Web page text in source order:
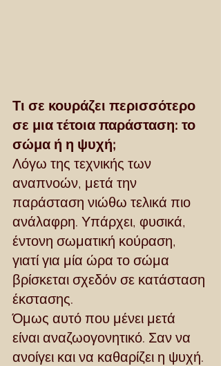
Τι σε κουράζει περισσότερο
σε μια τέτοια παράσταση: το
σώμα ή η ψυχή;
Λόγω της τεχνικής των
αναπνοών, μετά την
παράσταση νιώθω τελικά πιο
ανάλαφρη. Υπάρχει, φυσικά,
έντονη σωματική κούραση,
γιατί για μία ώρα το σώμα
βρίσκεται σχεδόν σε κατάσταση
έκστασης.
Όμως αυτό που μένει μετά
είναι αναζωογονητικό. Σαν να
ανοίγει και να καθαρίζει η ψυχή.